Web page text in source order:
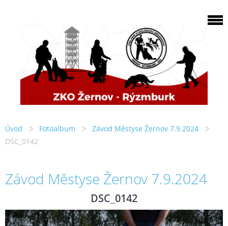
Úvod Fotoalbum
Závod Městyse Žernov 7.9.2024
DSC_0142
Závod Městyse Žernov 7.9.2024
DSC_0142